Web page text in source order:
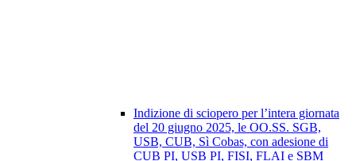
Indizione di sciopero per l’intera giornata
del 20 giugno 2025, le OO.SS. SGB,
USB, CUB, Sì Cobas, con adesione di
CUB PI, USB PI, FISI, FLAI e SBM